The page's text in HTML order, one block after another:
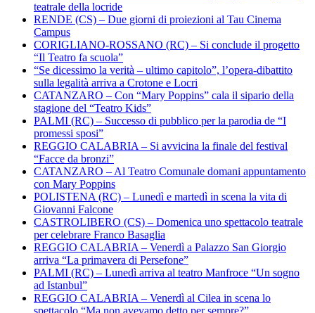
teatrale della locride
RENDE (CS) – Due giorni di proiezioni al Tau Cinema
Campus
CORIGLIANO-ROSSANO (RC) – Si conclude il progetto
“Il Teatro fa scuola”
“Se dicessimo la verità – ultimo capitolo”, l’opera-dibattito
sulla legalità arriva a Crotone e Locri
CATANZARO – Con “Mary Poppins” cala il sipario della
stagione del “Teatro Kids”
PALMI (RC) – Successo di pubblico per la parodia de “I
promessi sposi”
REGGIO CALABRIA – Si avvicina la finale del festival
“Facce da bronzi”
CATANZARO – Al Teatro Comunale domani appuntamento
con Mary Poppins
POLISTENA (RC) – Lunedì e martedì in scena la vita di
Giovanni Falcone
CASTROLIBERO (CS) – Domenica uno spettacolo teatrale
per celebrare Franco Basaglia
REGGIO CALABRIA – Venerdì a Palazzo San Giorgio
arriva “La primavera di Persefone”
PALMI (RC) – Lunedì arriva al teatro Manfroce “Un sogno
ad Istanbul”
REGGIO CALABRIA – Venerdì al Cilea in scena lo